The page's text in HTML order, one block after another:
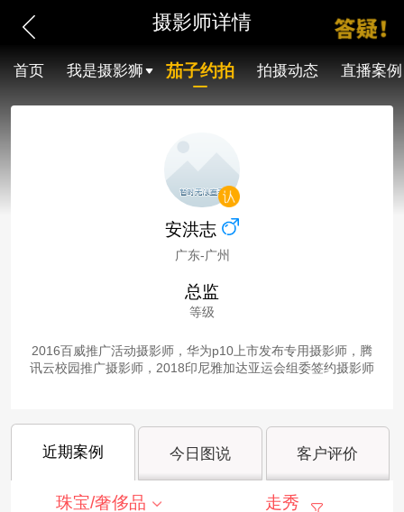
摄影师详情
首页 我是摄影狮 茄子约拍 拍摄动态 直播案例
安洪志
广东-广州
总监
等级
2016百威推广活动摄影师，华为p10上市发布专用摄影师，腾
讯云校园推广摄影师，2018印尼雅加达亚运会组委签约摄影师
近期案例 今日图说 客户评价
珠宝/奢侈品 走秀